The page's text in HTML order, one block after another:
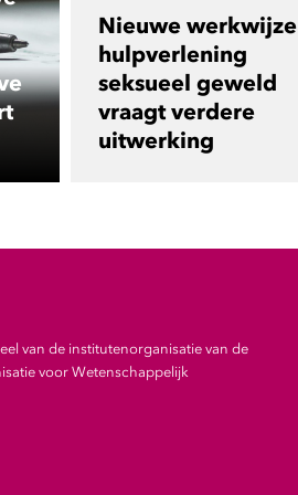
Nieuwe werkwijze
hulpverlening
seksueel geweld
vraagt verdere
uitwerking
van de institutenorganisatie van de
voor Wetenschappelijk